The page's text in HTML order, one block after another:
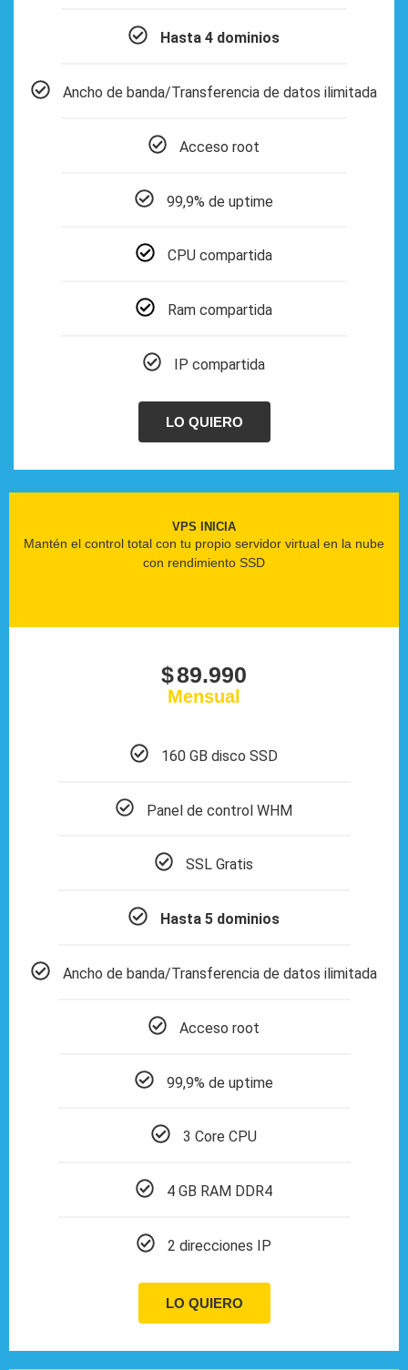
Hasta 4 dominios
Ancho de banda/Transferencia de datos ilimitada
Acceso root
99,9% de uptime
CPU compartida
Ram compartida
IP compartida
LO QUIERO
VPS INICIA
Mantén el control total con tu propio servidor virtual en la nube
con rendimiento SSD
$89.990
Mensual
160 GB disco SSD
Panel de control WHM
SSL Gratis
Hasta 5 dominios
Ancho de banda/Transferencia de datos ilimitada
Acceso root
99,9% de uptime
3 Core CPU
4 GB RAM DDR4
2 direcciones IP
LO QUIERO